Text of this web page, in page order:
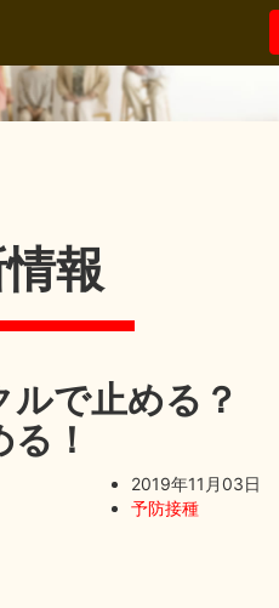
報
で止める？
！
2019年11月03日
予防接種